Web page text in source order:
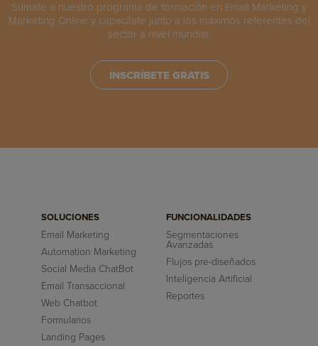
Súmate a nuestro programa de formación en Email Marketing y
Marketing Online y capacítate junto a los máximos referentes del
sector a nivel mundial.
INSCRÍBETE GRATIS
SOLUCIONES
Email Marketing
Automation Marketing
Social Media ChatBot
Email Transaccional
Web Chatbot
Formularios
Landing Pages
FUNCIONALIDADES
Segmentaciones
Avanzadas
Flujos pre-diseñados
Inteligencia Artificial
Reportes